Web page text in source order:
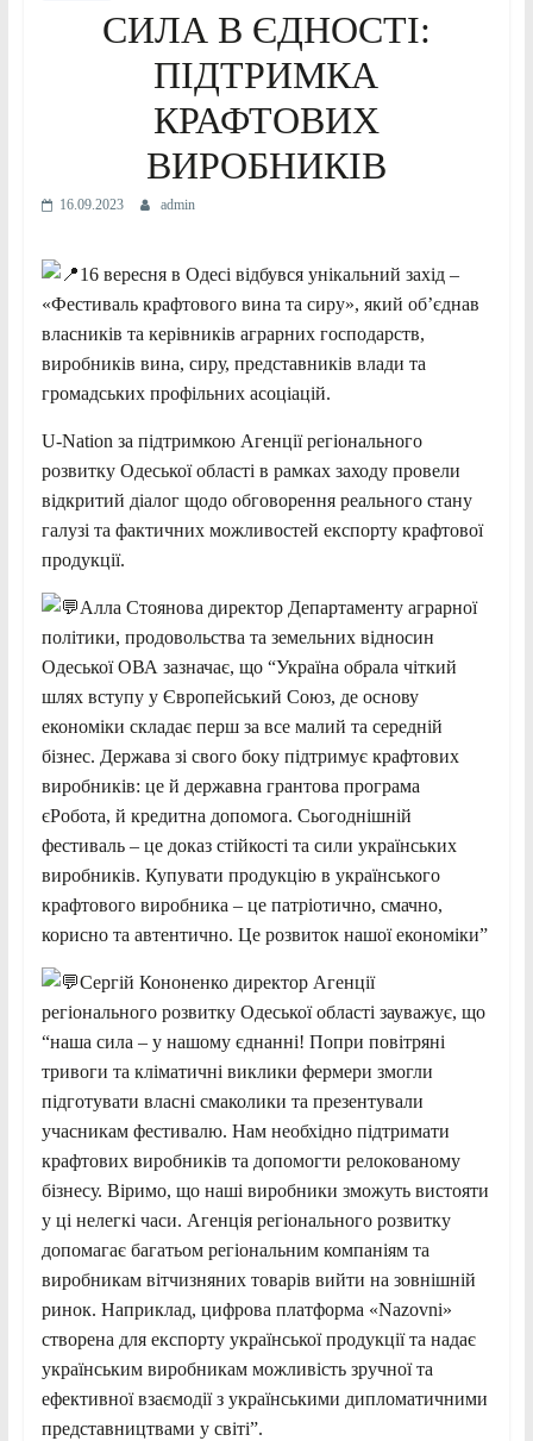
СИЛА В ЄДНОСТІ:
ПІДТРИМКА
КРАФТОВИХ
ВИРОБНИКІВ
16.09.2023 admin
16 вересня в Одесі відбувся унікальний захід –
«Фестиваль крафтового вина та сиру», який об’єднав
власників та керівників аграрних господарств,
виробників вина, сиру, представників влади та
громадських профільних асоціацій.
U-Nation за підтримкою Агенції регіонального
розвитку Одеської області в рамках заходу провели
відкритий діалог щодо обговорення реального стану
галузі та фактичних можливостей експорту крафтової
продукції.
Алла Стоянова директор Департаменту аграрної
політики, продовольства та земельних відносин
Одеської ОВА зазначає, що “Україна обрала чіткий
шлях вступу у Європейський Союз, де основу
економіки складає перш за все малий та середній
бізнес. Держава зі свого боку підтримує крафтових
виробників: це й державна грантова програма
єРобота, й кредитна допомога. Сьогоднішній
фестиваль – це доказ стійкості та сили українських
виробників. Купувати продукцію в українського
крафтового виробника – це патріотично, смачно,
корисно та автентично. Це розвиток нашої економіки”
Сергій Кононенко директор Агенції
регіонального розвитку Одеської області зауважує, що
“наша сила – у нашому єднанні! Попри повітряні
тривоги та кліматичні виклики фермери змогли
підготувати власні смаколики та презентували
учасникам фестивалю. Нам необхідно підтримати
крафтових виробників та допомогти релокованому
бізнесу. Віримо, що наші виробники зможуть вистояти
у ці нелегкі часи. Агенція регіонального розвитку
допомагає багатьом регіональним компаніям та
виробникам вітчизняних товарів вийти на зовнішній
ринок. Наприклад, цифрова платформа «Nazovni»
створена для експорту української продукції та надає
українським виробникам можливість зручної та
ефективної взаємодії з українськими дипломатичними
представництвами у світі”.